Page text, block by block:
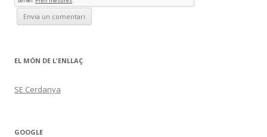
EL MÓN DE L'ENLLAÇ
SE Cerdanya
GOOGLE